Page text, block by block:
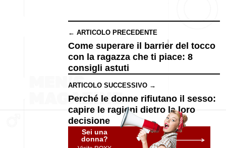
← ARTICOLO PRECEDENTE
Come superare il barrier del tocco
con la ragazza che ti piace: 8
consigli astuti
ARTICOLO SUCCESSIVO →
Perché le donne rifiutano il sesso:
capire le ragioni dietro la loro
decisione
Sei una
donna?